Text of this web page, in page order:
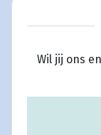
Wil jij ons